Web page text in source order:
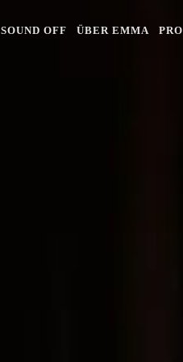
SOUND OFF ÜBER EMMA